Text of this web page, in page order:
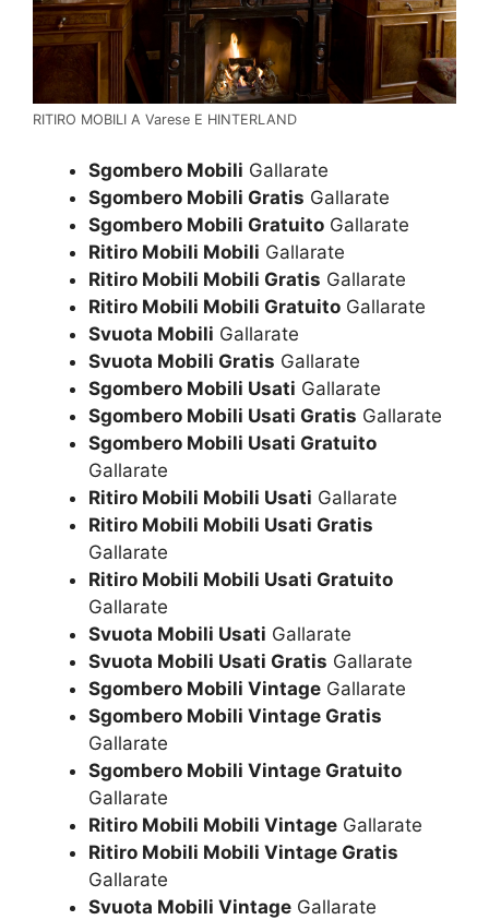
RITIRO MOBILI A Varese E HINTERLAND
Sgombero Mobili Gallarate
Sgombero Mobili Gratis Gallarate
Sgombero Mobili Gratuito Gallarate
Ritiro Mobili Mobili Gallarate
Ritiro Mobili Mobili Gratis Gallarate
Ritiro Mobili Mobili Gratuito Gallarate
Svuota Mobili Gallarate
Svuota Mobili Gratis Gallarate
Sgombero Mobili Usati Gallarate
Sgombero Mobili Usati Gratis Gallarate
Sgombero Mobili Usati Gratuito
Gallarate
Ritiro Mobili Mobili Usati Gallarate
Ritiro Mobili Mobili Usati Gratis
Gallarate
Ritiro Mobili Mobili Usati Gratuito
Gallarate
Svuota Mobili Usati Gallarate
Svuota Mobili Usati Gratis Gallarate
Sgombero Mobili Vintage Gallarate
Sgombero Mobili Vintage Gratis
Gallarate
Sgombero Mobili Vintage Gratuito
Gallarate
Ritiro Mobili Mobili Vintage Gallarate
Ritiro Mobili Mobili Vintage Gratis
Gallarate
Svuota Mobili Vintage Gallarate